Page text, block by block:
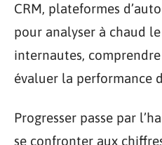
CRM, plateformes
pour analyser à chaud
internautes,
évaluer la performance
Progresser passe par
se confronter aux